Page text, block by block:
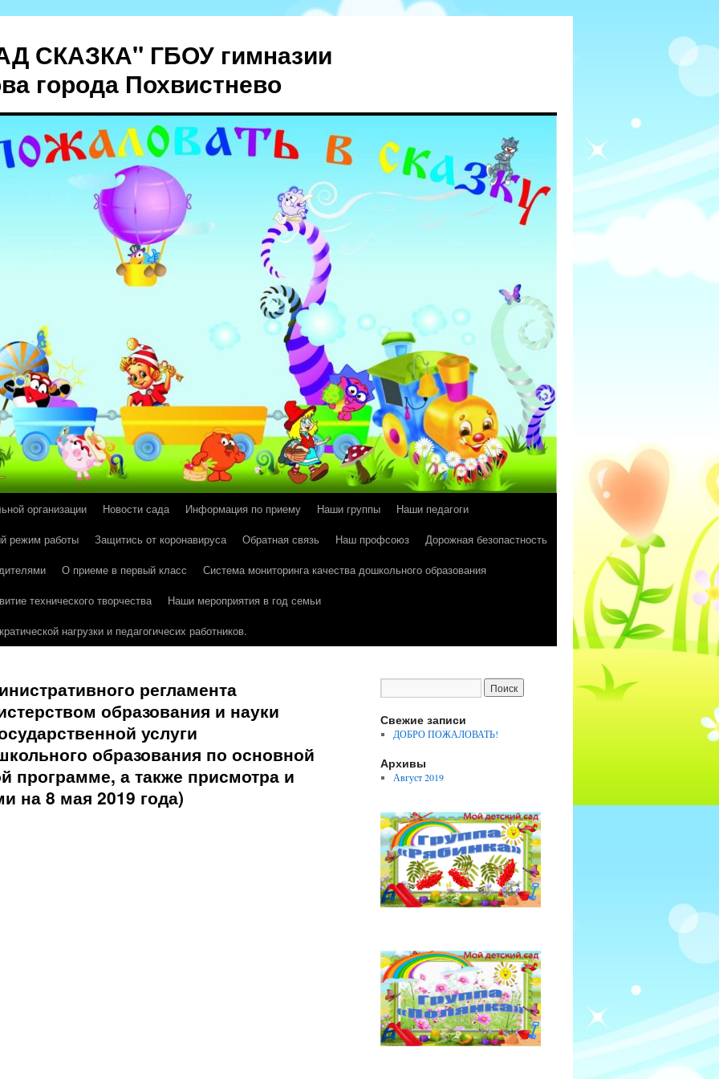
СКАЗКА" ГБОУ гимназии
города Похвистнево
организации Новости сада Информация по приему Наши группы
Наши педагоги
режим работы Защитись от коронавируса Обратная связь Наш профсоюз
Дорожная безопастность
О приеме в первый класс
Система мониторинга качества дошкольного образования
технического творчества
Наши мероприятия в год семьи
нагрузки и педагогичесих работников.
регламента
образования и науки
услуги
образования по основной
программе, а также присмотра и
на 8 мая 2019 года)
Свежие записи
ДОБРО ПОЖАЛОВАТЬ!
Архивы
Август 2019